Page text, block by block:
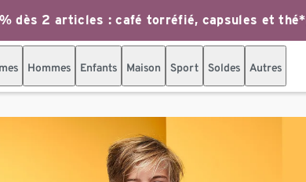
dès 2 articles : café torréfié, capsules et thé*
Hommes Enfants Maison Sport Soldes Autres